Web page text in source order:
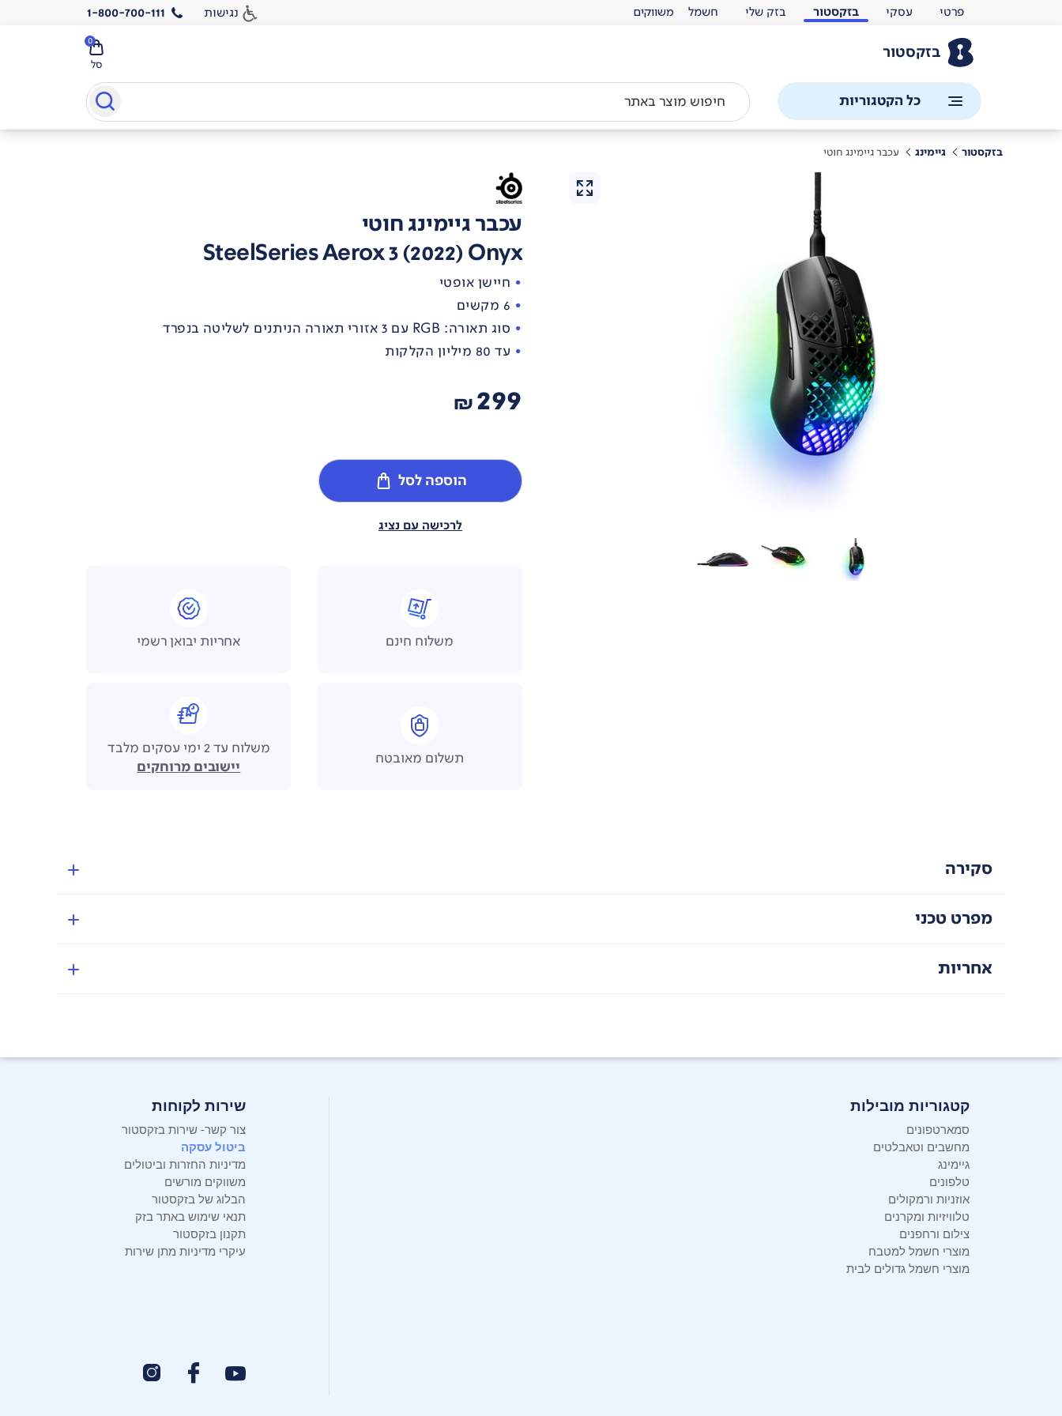
פרטי עסקי בזקסטור בזק שלי חשמל נגישות 1-800-700-111
בזקסטור
סל
0
כל הקטגוריות
בזקסטור גיימינג עכבר גיימינג חוטי
עכבר גיימינג חוטי
SteelSeries Aerox 3 (2022) Onyx
חיישן אופטי
6 מקשים
סוג תאורה: RGB עם 3 אזורי תאורה הניתנים לשליטה בנפרד
עד 80 מיליון הקלקות
299
₪
הוספה לסל
לרכישה עם נציג
משלוח חינם אחריות יבואן רשמי
תשלום מאובטח
משלוח עד 2 ימי עסקים מלבד
יישובים מרוחקים
סקירה
מפרט טכני
אחריות
קטגוריות מובילות
סמארטפונים
מחשבים וטאבלטים
גיימינג
טלפונים
אוזניות ורמקולים
טלוויזיות ומקרנים
צילום ורחפנים
מוצרי חשמל למטבח
מוצרי חשמל גדולים לבית
שירות לקוחות
צור קשר- שירות בזקסטור
ביטול עסקה
מדיניות החזרות וביטולים
משווקים מורשים
הבלוג של בזקסטור
תנאי שימוש באתר בזק
תקנון בזקסטור
עיקרי מדיניות מתן שירות
משווקים